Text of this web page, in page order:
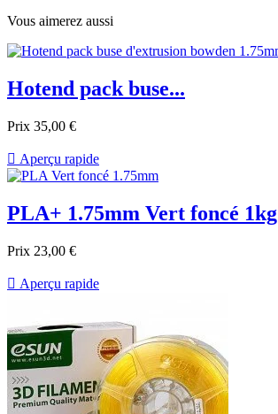
Vous aimerez aussi
Hotend pack buse...
Prix 35,00 €
 Aperçu rapide
PLA+ 1.75mm Vert foncé 1kg
Prix 23,00 €
 Aperçu rapide